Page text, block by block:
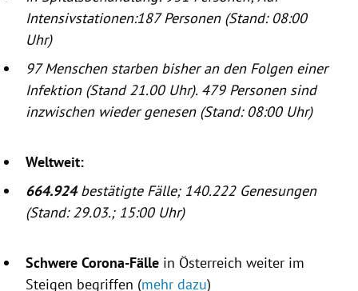
Intensivstationen:187 Personen (Stand: 08:00
Uhr)
97 Menschen starben bisher an den Folgen einer
Infektion (Stand 21.00 Uhr). 479 Personen sind
inzwischen wieder genesen (Stand: 08:00 Uhr)
Weltweit:
664.924 bestätigte Fälle; 140.222 Genesungen
(Stand: 29.03.; 15:00 Uhr)
Schwere Corona-Fälle in Österreich weiter im
Steigen begriffen (mehr dazu)